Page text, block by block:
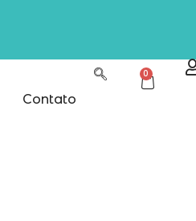
Contato
0